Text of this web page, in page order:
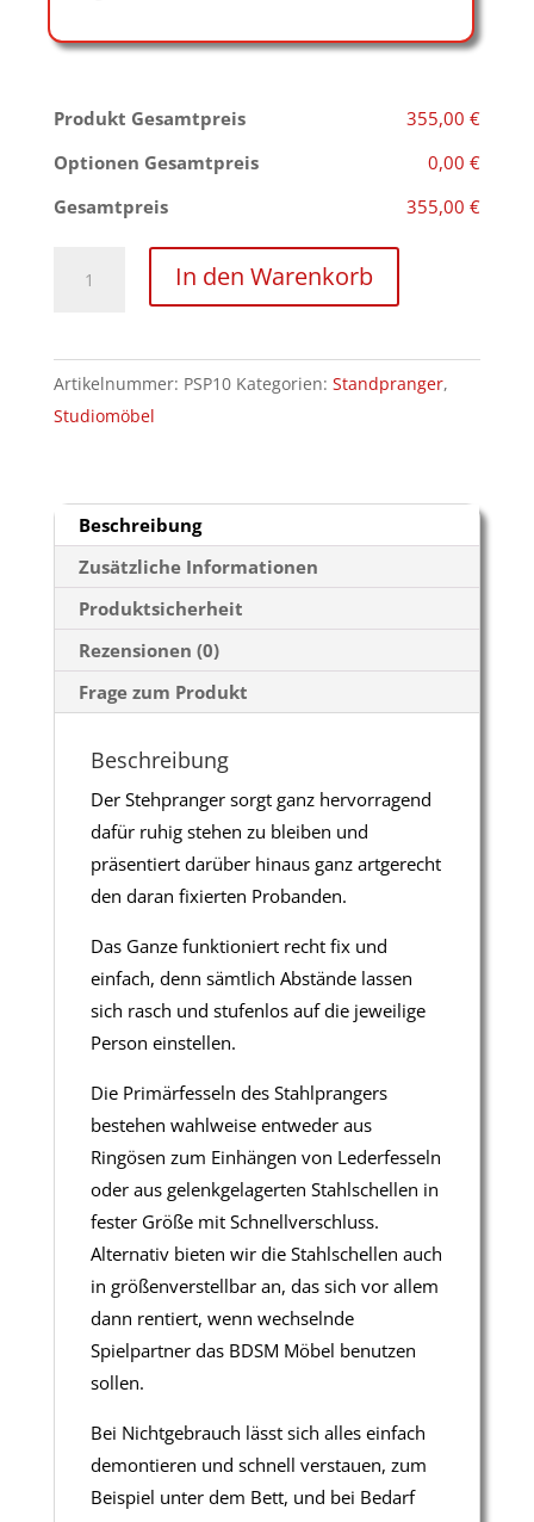
Produkt Gesamtpreis
355,00 €
Optionen Gesamtpreis
0,00 €
Gesamtpreis
355,00 €
Stehpranger
In den Warenkorb
Artikelnummer: PSP10 Kategorien: Standpranger,
Studiomöbel
Beschreibung
Zusätzliche Informationen
Produktsicherheit
Rezensionen (0)
Frage zum Produkt
Beschreibung
Der Stehpranger sorgt ganz hervorragend
dafür ruhig stehen zu bleiben und
präsentiert darüber hinaus ganz artgerecht
den daran fixierten Probanden.
Das Ganze funktioniert recht fix und
einfach, denn sämtlich Abstände lassen
sich rasch und stufenlos auf die jeweilige
Person einstellen.
Die Primärfesseln des Stahlprangers
bestehen wahlweise entweder aus
Ringösen zum Einhängen von Lederfesseln
oder aus gelenkgelagerten Stahlschellen in
fester Größe mit Schnellverschluss.
Alternativ bieten wir die Stahlschellen auch
in größenverstellbar an, das sich vor allem
dann rentiert, wenn wechselnde
Spielpartner das BDSM Möbel benutzen
sollen.
Bei Nichtgebrauch lässt sich alles einfach
demontieren und schnell verstauen, zum
Beispiel unter dem Bett, und bei Bedarf